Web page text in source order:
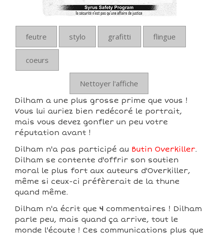
feutre stylo grafitti flingue
coeurs
Nettoyer l'affiche
Dilham a une plus grosse prime que vous !
Vous lui auriez bien redécoré le portrait,
mais vous devez gonfler un peu votre
réputation avant !
Dilham n'a pas participé au Butin Overkiller.
Dilham se contente d'offrir son soutien
moral le plus fort aux auteurs d'Overkiller,
même si ceux-ci préfèrerait de la thune
quand même.
Dilham n'a écrit que 4 commentaires ! Dilham
parle peu, mais quand ça arrive, tout le
monde l'écoute ! Ces communications plus que